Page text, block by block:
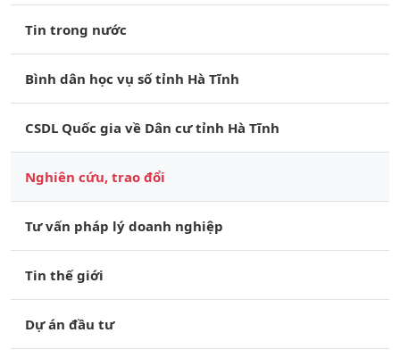
Tin trong nước
Bình dân học vụ số tỉnh Hà Tĩnh
CSDL Quốc gia về Dân cư tỉnh Hà Tĩnh
Nghiên cứu, trao đổi
Tư vấn pháp lý doanh nghiệp
Tin thế giới
Dự án đầu tư